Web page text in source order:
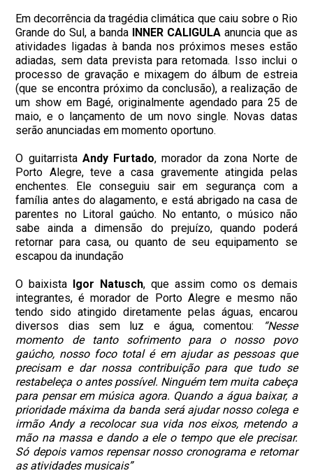
Em decorrência da tragédia climática que caiu sobre o Rio
Grande do Sul, a banda INNER CALIGULAanuncia que as
atividades ligadas à banda nos próximos meses estão
adiadas, sem data prevista para retomada. Isso inclui o
processo de gravação e mixagem do álbum de estreia
(que se encontra próximo da conclusão), a realização de
um show em Bagé, originalmente agendado para 25 de
maio, e o lançamento de um novo single. Novas datas
serão anunciadas em momento oportuno.
O guitarrista Andy Furtado, morador da zona Norte de
Porto Alegre, teve a casa gravemente atingida pelas
enchentes. Ele conseguiu sair em segurança com a
família antes do alagamento, e está abrigado na casa de
parentes no Litoral gaúcho. No entanto, o músico não
sabe ainda a dimensão do prejuízo, quando poderá
retornar para casa, ou quanto de seu equipamento se
escapou da inundação
O baixista Igor Natusch, que assim como os demais
integrantes, é morador de Porto Alegre e mesmo não
tendo sido atingido diretamente pelas águas, encarou
diversos dias sem luz e água, comentou:
“Nesse
momento de tanto sofrimento para o nosso povo
gaúcho, nosso foco total é em ajudar as pessoas que
precisam e dar nossa contribuição para que tudo se
restabeleça o antes possível. Ninguém tem muita cabeça
para pensar em música agora. Quando a água baixar, a
prioridade máxima da banda será ajudar nosso colega e
irmão Andy a recolocar sua vida nos eixos, metendo a
mão na massa e dando a ele o tempo que ele precisar.
Só depois vamos repensar nosso cronograma e retomar
as atividades musicais”